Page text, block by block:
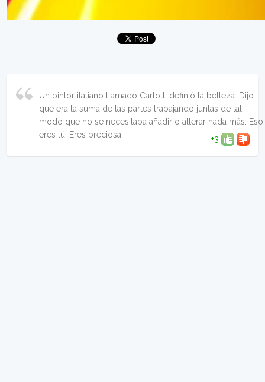
Un pintor italiano llamado Carlotti definió la belleza. Dijo
que era la suma de las partes trabajando juntas de tal
modo que no se necesitaba añadir o alterar nada más. Eso
eres tú. Eres preciosa.
+3